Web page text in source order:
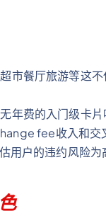
市餐厅旅游等这
年费的入门级卡
fee收入和交
用户的违约风险